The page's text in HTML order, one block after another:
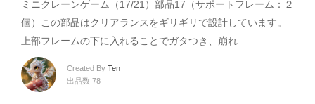
ミニクレーンゲーム（17/21）部品17（サポートフレーム：２
個）この部品はクリアランスをギリギリで設計しています。
上部フレームの下に入れることでガタつき、崩れ…
Created By Ten
出品数 78